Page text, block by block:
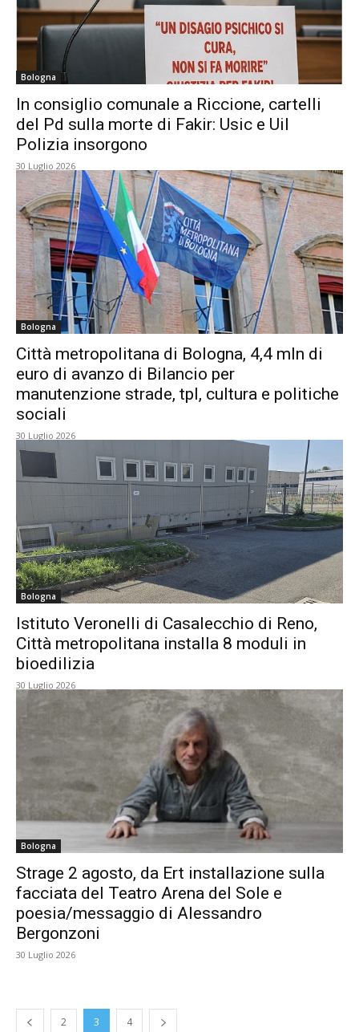
Bologna
In consiglio comunale a Riccione, cartelli
del Pd sulla morte di Fakir: Usic e Uil
Polizia insorgono
30 Luglio 2026
Bologna
Città metropolitana di Bologna, 4,4 mln di
euro di avanzo di Bilancio per
manutenzione strade, tpl, cultura e politiche
sociali
30 Luglio 2026
Bologna
Istituto Veronelli di Casalecchio di Reno,
Città metropolitana installa 8 moduli in
bioedilizia
30 Luglio 2026
Bologna
Strage 2 agosto, da Ert installazione sulla
facciata del Teatro Arena del Sole e
poesia/messaggio di Alessandro
Bergonzoni
30 Luglio 2026
2 3 4